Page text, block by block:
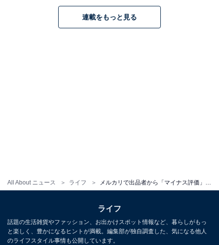
All About ニュース ライフ
連載をもっと見る
ライフ
話題の生活雑貨やファッション、お出かけスポット情報など、暮らしがもっ
と楽しく、豊かになるヒントが満載。編集部が独自調査した、気になる他人
のライフスタイル事情も公開しています。